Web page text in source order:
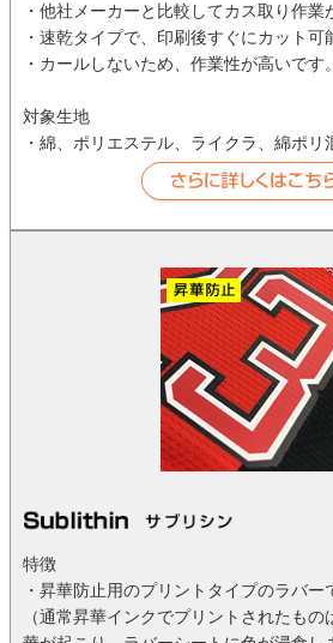
・他社メーカーと比較してカス取り作業
・速乾タイプで、印刷後すぐにカット可
・カールしないため、作業性が高いです。
対象生地
・綿、ポリエステル、ライクラ、綿ポリ
特徴
・昇華防止用のプリントタイプのラバー
（通常昇華インクでプリントされたも